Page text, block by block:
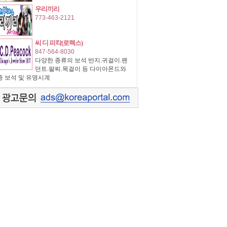
우리끼리
773-463-2121
씨 디 피칵(로렉스)
847-564-8030
다양한 종류의 보석 반지.귀걸이.펜
던트.팔찌.목걸이 등 다이아몬드와
보석 및 유명시계